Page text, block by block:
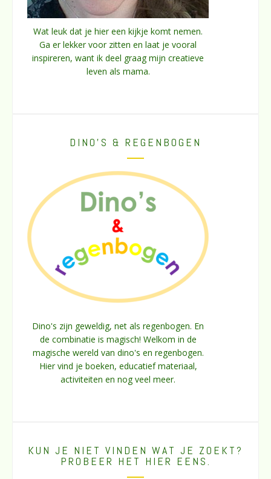
Wat leuk dat je hier een kijkje komt nemen.
Ga er lekker voor zitten en laat je vooral
inspireren, want ik deel graag mijn creatieve
leven als mama.
DINO’S & REGENBOGEN
Dino's zijn geweldig, net als regenbogen. En
de combinatie is magisch! Welkom in de
magische wereld van dino's en regenbogen.
Hier vind je boeken, educatief materiaal,
activiteiten en nog veel meer.
KUN JE NIET VINDEN WAT JE ZOEKT?
PROBEER HET HIER EENS.